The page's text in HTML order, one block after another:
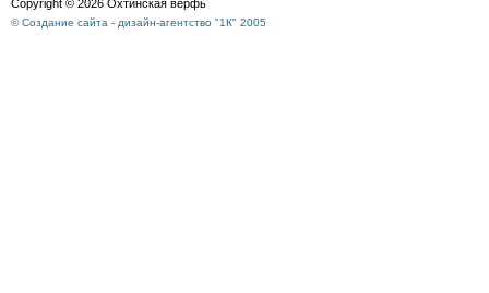
Copyright © 2026 Охтинская верфь
© Создание сайта - дизайн-агентство "1К" 2005